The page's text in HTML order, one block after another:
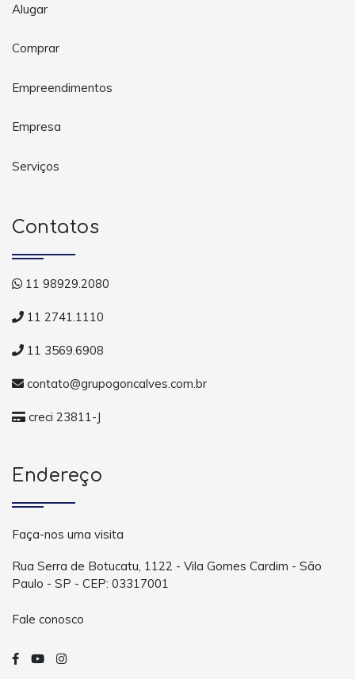
Alugar
Comprar
Empreendimentos
Empresa
Serviços
Contatos
11 98929.2080
11 2741.1110
11 3569.6908
contato@grupogoncalves.com.br
creci 23811-J
Endereço
Faça-nos uma visita
Rua Serra de Botucatu, 1122 - Vila Gomes Cardim - São
Paulo - SP - CEP: 03317001
Fale conosco